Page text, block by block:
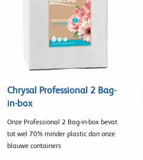
Chrysal Professional 2 Bag-
in-box
Onze Professional 2 Bag-in-box bevat
tot wel 70% minder plastic dan onze
blauwe containers